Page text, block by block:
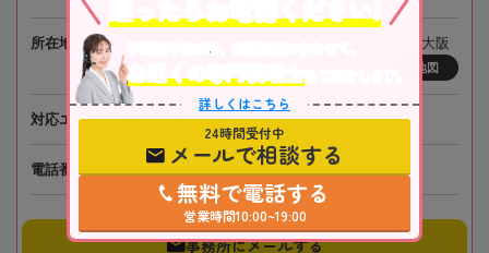
所在地
〒532-0011 大阪府大阪市淀川区西中島3-15-7 新大阪
プリンスビル4階
地図
対応エリア 大阪、全国オンライン相談可
電話番号 050-5268-8595
事務所にメールする
不動産や株式等、相続資産に合わせて、
お近くの専門税理士 をご紹介します。
詳しくはこちら
24時間受付中
メールで相談する
無料で電話する
営業時間10:00~19:00